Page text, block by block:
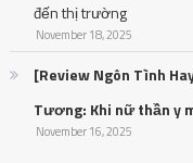
đến thị trường
November 18, 2025
[Review Ngôn Tình
Tương: Khi nữ thần y
November 16, 2025